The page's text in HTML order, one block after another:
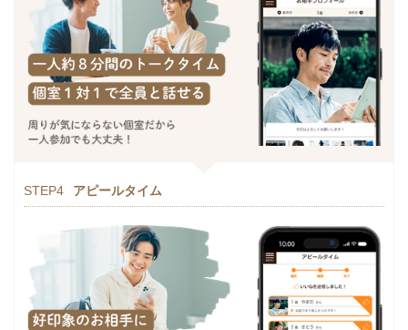
STEP4 アピールタイム